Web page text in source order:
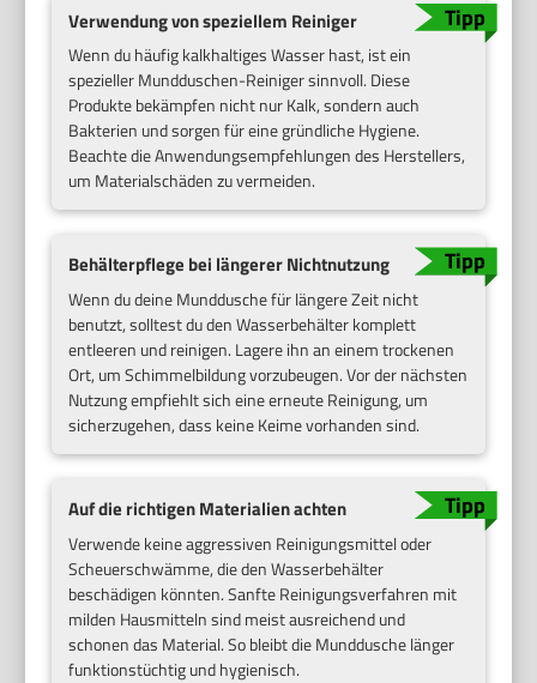
Verwendung von speziellem Reiniger
Wenn du häufig kalkhaltiges Wasser hast, ist ein
spezieller Mundduschen-Reiniger sinnvoll. Diese
Produkte bekämpfen nicht nur Kalk, sondern auch
Bakterien und sorgen für eine gründliche Hygiene.
Beachte die Anwendungsempfehlungen des Herstellers,
um Materialschäden zu vermeiden.
Behälterpflege bei längerer Nichtnutzung
Wenn du deine Munddusche für längere Zeit nicht
benutzt, solltest du den Wasserbehälter komplett
entleeren und reinigen. Lagere ihn an einem trockenen
Ort, um Schimmelbildung vorzubeugen. Vor der nächsten
Nutzung empfiehlt sich eine erneute Reinigung, um
sicherzugehen, dass keine Keime vorhanden sind.
Auf die richtigen Materialien achten
Verwende keine aggressiven Reinigungsmittel oder
Scheuerschwämme, die den Wasserbehälter
beschädigen könnten. Sanfte Reinigungsverfahren mit
milden Hausmitteln sind meist ausreichend und
schonen das Material. So bleibt die Munddusche länger
funktionstüchtig und hygienisch.